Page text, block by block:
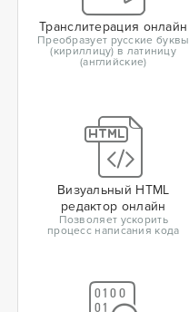
Транслитерация онлайн
Преобразует русские буквы
(кириллицу) в латиницу
(английские)
Визуальный HTML
редактор онлайн
Позволяет ускорить
процесс написания кода